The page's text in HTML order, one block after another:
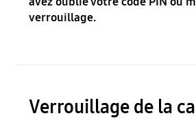
verrouillage.
Verrouillage de la